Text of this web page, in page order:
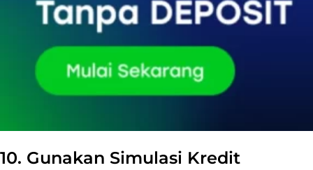
10. Gunakan Simulasi Kredit